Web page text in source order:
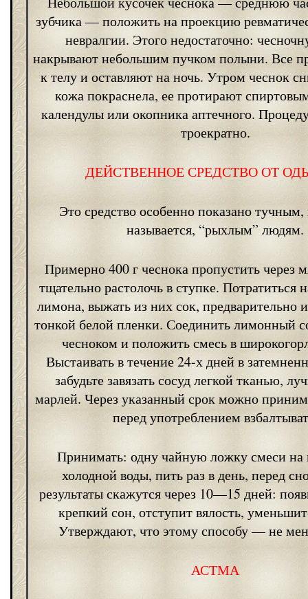
зубчика — положить на проекцию
невралгии. Этого недостаточно:
накрывают небольшим пучком полыни. Все
к телу и оставляют на ночь. Утром чеснок
кожа покраснела, ее протирают
календулы или окопника аптечного.
троекратно.
ДЕЙСТВЕННОЕ СРЕДСТВО ОТ
Это средство особенно показано
называется, “рыхлым” людям.
Примерно 400 г чеснока пропустить через
тщательно растолочь в ступке. Потратиться
лимона, выжать из них сок, предварительно
тонкой белой пленки. Соединить лимонный
чесноком и положить смесь в
Выстаивать в течение 24-х дней в
забудьте завязать сосуд легкой тканью,
марлей. Через указанный срок можно
перед употреблением
Принимать: одну чайную ложку смеси на
холодной воды, пить раз в день, перед
результаты скажутся через 10—15 дней:
крепкий сон, отступит вялость,
Утверждают, что этому способу — не
АСТМА